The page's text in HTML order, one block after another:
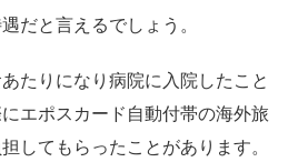
だと言えるでしょう。
たりになり病院に入院したこと
エポスカード自動付帯の海外旅
してもらったことがあります。